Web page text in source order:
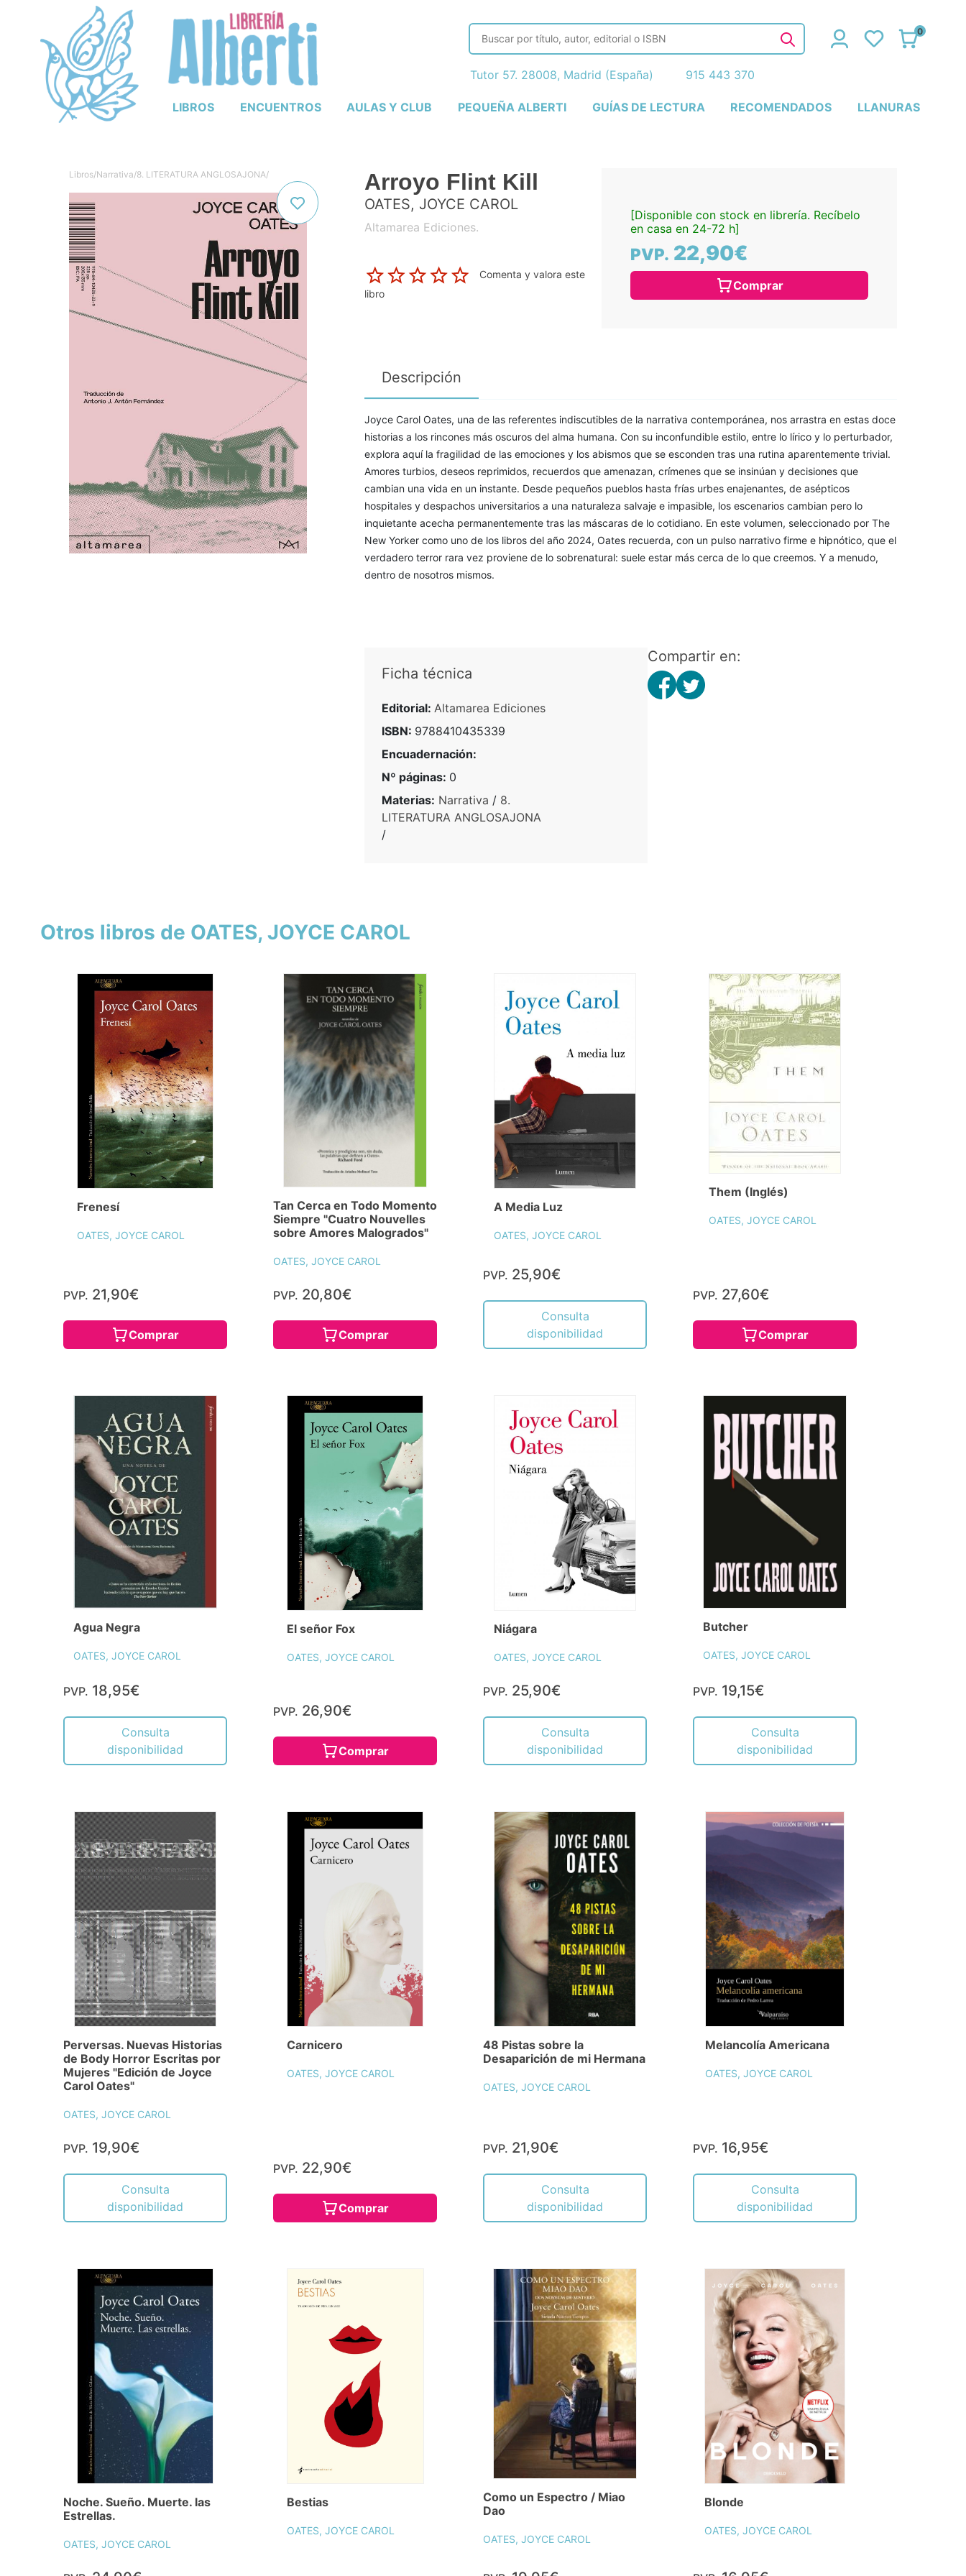
LIBROS ENCUENTROS AULAS Y CLUB PEQUEÑA ALBERTI GUÍAS DE LECTURA RECOMENDADOS LLANURAS
0
Tutor 57. 28008, Madrid (España) 915 443 370
Libros/Narrativa/8. LITERATURA ANGLOSAJONA/ Arroyo Flint Kill
OATES, JOYCE CAROL
Altamarea Ediciones.
Comenta y valora este
libro
[Disponible con stock en librería. Recíbelo
en casa en 24-72 h]
PVP. 22,90€
Comprar
Descripción
Joyce Carol Oates, una de las referentes indiscutibles de la narrativa contemporánea, nos arrastra en estas doce
historias a los rincones más oscuros del alma humana. Con su inconfundible estilo, entre lo lírico y lo perturbador,
explora aquí la fragilidad de las emociones y los abismos que se esconden tras una rutina aparentemente trivial.
Amores turbios, deseos reprimidos, recuerdos que amenazan, crímenes que se insinúan y decisiones que
cambian una vida en un instante. Desde pequeños pueblos hasta frías urbes enajenantes, de asépticos
hospitales y despachos universitarios a una naturaleza salvaje e impasible, los escenarios cambian pero lo
inquietante acecha permanentemente tras las máscaras de lo cotidiano. En este volumen, seleccionado por The
New Yorker como uno de los libros del año 2024, Oates recuerda, con un pulso narrativo firme e hipnótico, que el
verdadero terror rara vez proviene de lo sobrenatural: suele estar más cerca de lo que creemos. Y a menudo,
dentro de nosotros mismos.
Ficha técnica
Editorial: Altamarea Ediciones
ISBN: 9788410435339
Encuadernación:
Nº páginas: 0
Materias: Narrativa / 8.
LITERATURA ANGLOSAJONA
/
Compartir en:
Otros libros de OATES, JOYCE CAROL
Frenesí
OATES, JOYCE CAROL
PVP. 21,90€
Comprar
Tan Cerca en Todo Momento
Siempre "Cuatro Nouvelles
sobre Amores Malogrados"
OATES, JOYCE CAROL
PVP. 20,80€
Comprar
A Media Luz
OATES, JOYCE CAROL
PVP. 25,90€
Consulta
disponibilidad
Them (Inglés)
OATES, JOYCE CAROL
PVP. 27,60€
Comprar
Agua Negra
OATES, JOYCE CAROL
PVP. 18,95€
Consulta
disponibilidad
El señor Fox
OATES, JOYCE CAROL
PVP. 26,90€
Comprar
Niágara
OATES, JOYCE CAROL
PVP. 25,90€
Consulta
disponibilidad
Butcher
OATES, JOYCE CAROL
PVP. 19,15€
Consulta
disponibilidad
Perversas. Nuevas Historias
de Body Horror Escritas por
Mujeres "Edición de Joyce
Carol Oates"
OATES, JOYCE CAROL
PVP. 19,90€
Consulta
disponibilidad
Carnicero
OATES, JOYCE CAROL
PVP. 22,90€
Comprar
48 Pistas sobre la
Desaparición de mi Hermana
OATES, JOYCE CAROL
PVP. 21,90€
Consulta
disponibilidad
Melancolía Americana
OATES, JOYCE CAROL
PVP. 16,95€
Consulta
disponibilidad
Noche. Sueño. Muerte. las
Estrellas.
OATES, JOYCE CAROL
Bestias
OATES, JOYCE CAROL
Como un Espectro / Miao
Dao
OATES, JOYCE CAROL
Blonde
OATES, JOYCE CAROL